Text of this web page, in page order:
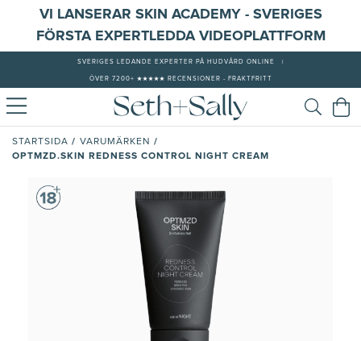
VI LANSERAR SKIN ACADEMY - SVERIGES
FÖRSTA EXPERTLEDDA VIDEOPLATTFORM
SVERIGES LEDANDE EXPERTER PÅ HUDVÅRD ONLINE
ÖVER 7200+ ★★★★★ RECENSIONER - FRAKTFRITT
STARTSIDA / VARUMÄRKEN /
OPTMZD.SKIN REDNESS CONTROL NIGHT CREAM